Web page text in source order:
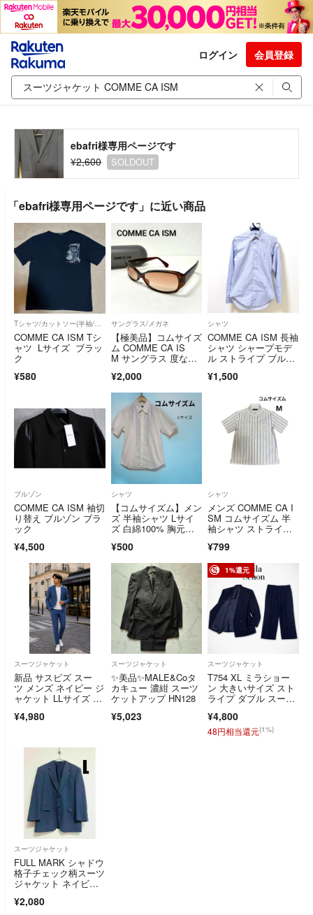
ログイン 会員登録
ebafri様専用ページです
¥2,600
SOLDOUT
「ebafri様専用ページです」に近い商品
Tシャツ/カットソー(半袖/袖なし)
COMME CA ISM Tシ
ャツ Lサイズ ブラッ
ク
¥580
サングラス/メガネ
【極美品】コムサイズ
ム COMME CA IS
M サングラス 度な
¥2,000
シャツ
COMME CA ISM 長袖
シャツ シャープモデ
ル ストライプ ブル
¥1,500
ブルゾン
COMME CA ISM 袖切
り替え ブルゾン ブラ
ック
¥4,500
シャツ
​【コムサイズム】メン
ズ 半袖シャツ Lサイ
ズ 白綿100% 胸元カ
¥500
シャツ
メンズ COMME CA I
SM コムサイズム 半
袖シャツ ストライ
¥799
スーツジャケット
新品 サスビズ スー
ツ メンズ ネイビー ジ
ャケット LLサイズ ス
る ビジネス カジュア
¥4,980
スーツジャケット
✨美品✨MALE&Coタ
カキュー 濃紺 スーツ
ケットアップ HN128
¥5,023
1%還元
スーツジャケット
T754 XL ミラショー
ン 大きいサイズ スト
ライプ ダブル スー
¥4,800
48円相当還元(1%)
スーツジャケット
FULL MARK シャドウ
格子チェック柄スーツ
ジャケット ネイビ
¥2,080